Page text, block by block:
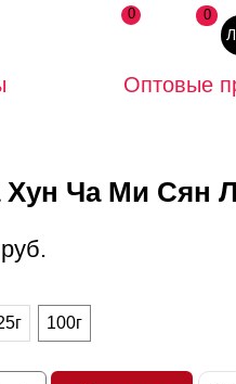
Оптовые
0 0
Хун Ча Ми Сян
руб.
100г